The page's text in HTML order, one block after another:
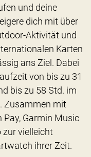
und deine
dich mit über
Aktivität und
Karten
ans Ziel. Dabei
von bis zu 31
bis zu 58 Std. im
Zusammen mit
Garmin Music
zur vielleicht
ihrer Zeit.